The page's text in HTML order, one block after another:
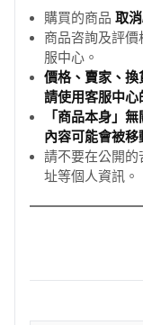
購買的商品 取
商品咨詢及評
服中心。
價格、賣家、換
請使用客服中心
「商品本身」
內容可能會被
請不要在公開
址等個人資訊。